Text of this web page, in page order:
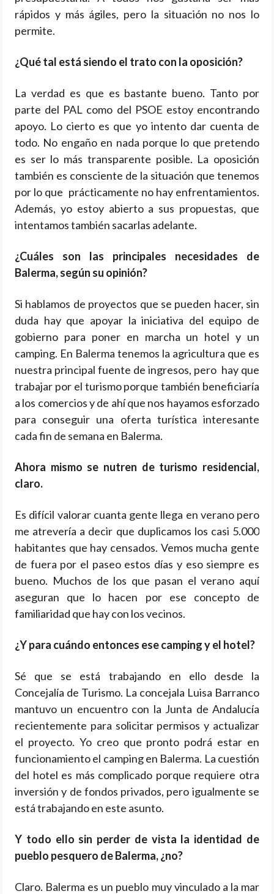
rápidos y más ágiles, pero la situación no nos lo
permite.
¿Qué tal está siendo el trato con la oposición?
La verdad es que es bastante bueno. Tanto por
parte del PAL como del PSOE estoy encontrando
apoyo. Lo cierto es que yo intento dar cuenta de
todo. No engaño en nada porque lo que pretendo
es ser lo más transparente posible. La oposición
también es consciente de la situación que tenemos
por lo que prácticamente no hay enfrentamientos.
Además, yo estoy abierto a sus propuestas, que
intentamos también sacarlas adelante.
¿Cuáles son las principales necesidades de
Balerma, según su opinión?
Si hablamos de proyectos que se pueden hacer, sin
duda hay que apoyar la iniciativa del equipo de
gobierno para poner en marcha un hotel y un
camping. En Balerma tenemos la agricultura que es
nuestra principal fuente de ingresos, pero hay que
trabajar por el turismo porque también beneficiaría
a los comercios y de ahí que nos hayamos esforzado
para conseguir una oferta turística interesante
cada fin de semana en Balerma.
Ahora mismo se nutren de turismo residencial,
claro.
Es difícil valorar cuanta gente llega en verano pero
me atrevería a decir que duplicamos los casi 5.000
habitantes que hay censados. Vemos mucha gente
de fuera por el paseo estos días y eso siempre es
bueno. Muchos de los que pasan el verano aquí
aseguran que lo hacen por ese concepto de
familiaridad que hay con los vecinos.
¿Y para cuándo entonces ese camping y el hotel?
Sé que se está trabajando en ello desde la
Concejalía de Turismo. La concejala Luisa Barranco
mantuvo un encuentro con la Junta de Andalucía
recientemente para solicitar permisos y actualizar
el proyecto. Yo creo que pronto podrá estar en
funcionamiento el camping en Balerma. La cuestión
del hotel es más complicado porque requiere otra
inversión y de fondos privados, pero igualmente se
está trabajando en este asunto.
Y todo ello sin perder de vista la identidad de
pueblo pesquero de Balerma, ¿no?
Claro. Balerma es un pueblo muy vinculado a la mar